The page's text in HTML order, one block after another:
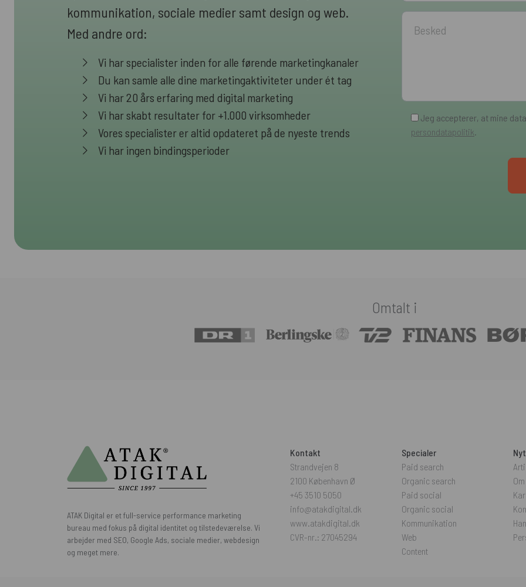
kommunikation, sociale medier samt design og web.
Med andre ord:
Vi har specialister inden for alle førende marketingkanaler
Du kan samle alle dine marketingaktiviteter under ét tag
Vi har 20 års erfaring med digital marketing
Vi har skabt resultater for +1.000 virksomheder
Vores specialister er altid opdateret på de nyeste trends
Vi har ingen bindingsperioder
Jeg accepterer, at mine
persondatapolitik.
Omtalt i
ATAK Digital er et full-service performance marketing
bureau med fokus på digital identitet og tilstedeværelse. Vi
arbejder med SEO, Google Ads, sociale medier, webdesign
og meget mere.
Kontakt
Strandvejen 8
2100 København Ø
+45 3510 5050
info@atakdigital.dk
www.atakdigital.dk
CVR-nr.: 27045294
Specialer
Paid search
Organic search
Paid social
Organic social
Kommunikation
Web
Content